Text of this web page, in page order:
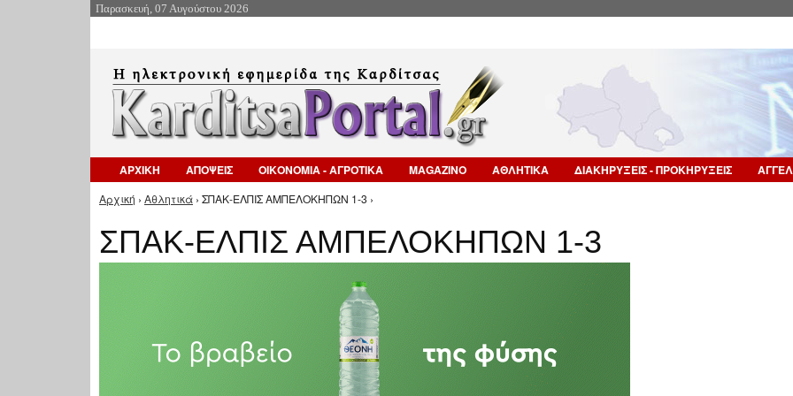
Παρασκευή, 07 Αυγούστου 2026
ΑΡΧΙΚΗ ΑΠΟΨΕΙΣ ΟΙΚΟΝΟΜΙΑ - ΑΓΡΟΤΙΚΑ MAGAZINO ΑΘΛΗΤΙΚΑ ΔΙΑΚΗΡΥΞΕΙΣ - ΠΡΟΚΗΡΥΞΕΙΣ
Είστε εδώ
Αρχική › Αθλητικά › ΣΠΑΚ-ΕΛΠΙΣ ΑΜΠΕΛΟΚΗΠΩΝ 1-3 ›
ΣΠΑΚ-ΕΛΠΙΣ ΑΜΠΕΛΟΚΗΠΩΝ 1-3